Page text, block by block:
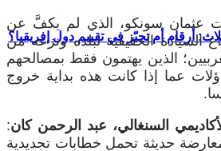
أرقام أم تحيّز في تقييم دول إفريقيا؟
عثمان سونكو، الذي لم يكفَّ عن
السيادة الحقيقية لبلده ونزعه من
الذين يهتمون فقط بمصالحهم
عما إذا كانت هذه بداية خروج
السنغالي، عبد الرحمن كان:
حديثة تحمل خطابات تجديدية